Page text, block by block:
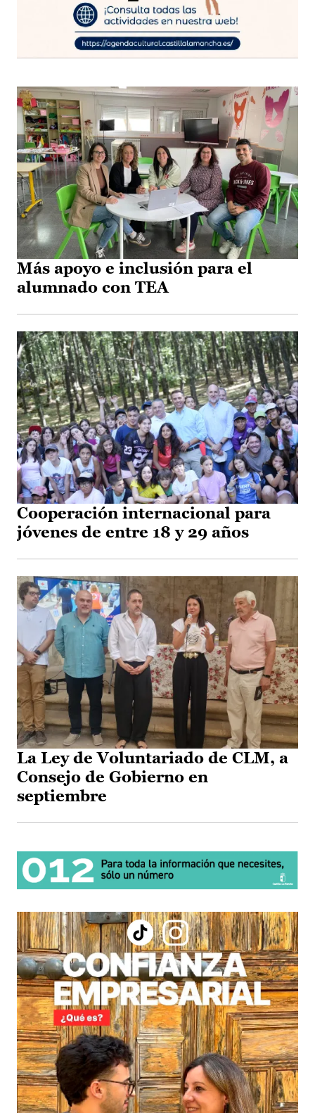
Más apoyo e inclusión para el
alumnado con TEA
Cooperación internacional para
jóvenes de entre 18 y 29 años
La Ley de Voluntariado de CLM, a
Consejo de Gobierno en
septiembre